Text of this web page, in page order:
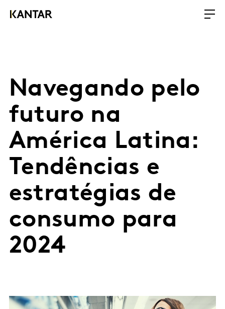
Navegando pelo
futuro na
América Latina:
Tendências e
estratégias de
consumo para
2024